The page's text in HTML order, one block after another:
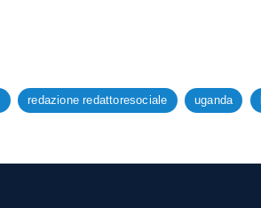
redazione redattoresociale uganda